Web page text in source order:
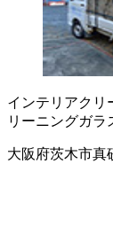
インテリアクリ
リーニングガラ
大阪府茨木市真